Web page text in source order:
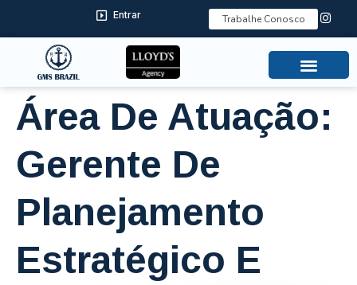
Entrar Trabalhe Conosco
Área De Atuação:
Gerente De
Planejamento
Estratégico E